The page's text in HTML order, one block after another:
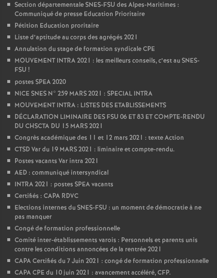
Section départementale SNES-FSU des Alpes-Maritimes :
Communiqué de presse Education Prioritaire
Pétition Education proritaire
Liste d’aptitude au corps des agrégés 2021
Annulation du stage de formation syndicale CPE
MOUVEMENT INTRA 2021 : les meilleurs conseils, c’est au SNES-
FSU !
postes SPEA 2020
NICE SNES N° 259 MARS 2021 : SPECIAL INTRA
MOUVEMENT INTRA : LISTES DES ETABLISSEMENTS
DÉCLARATION LIMINAIRE DES FSU 06 ET 83 ET COMPTE-RENDU
DU CHSCTA DU 15 MARS 2021
Congrès académique des 11 et 12 mars 2021 : texte Action
CTSD Var du 19 MARS 2021 : liminaire et compte-rendu.
Postes vacants Var intra 2021
AED : communiqué intersyndical
INTRA 2021 : postes SPEA vacants
Certifiés : CAPA RDVC
Elections internes du SNES-FSU : un moment de démocratie à ne
pas manquer
Congé de formation professionnelle
Comité inter-établissements varois : Personnels et parents unis
contre les conditions annoncées de la rentrée 2021
CAPA Certifiés du 7 Juin 2021 : congé de formation professionnelle
CAPA CPE du 10 juin 2021 : avancement accéléré, CFP.